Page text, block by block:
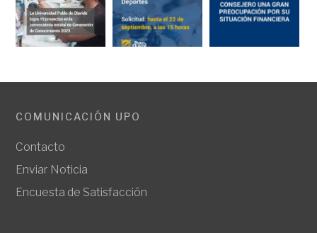
COMUNICACIÓN UPO
Contacto
Enviar Noticia
Encuesta de Satisfacción